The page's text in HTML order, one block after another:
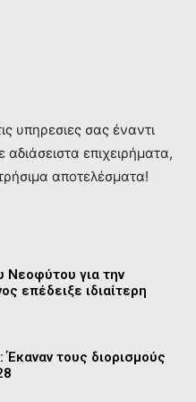
υπηρεσιες σας έναντι
επιχειρήματα,
αποτελέσματα!
Νεοφύτου για την
επέδειξε ιδιαίτερη
τους διορισμούς